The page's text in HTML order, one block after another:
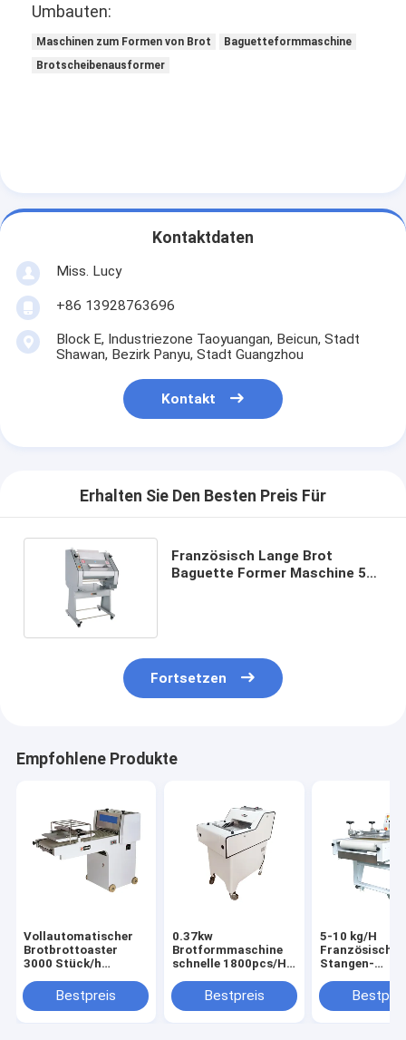
Umbauten:
Maschinen zum Formen von Brot
Baguetteformmaschine
Brotscheibenausformer
Kontaktdaten
Miss. Lucy
+86 13928763696
Block E, Industriezone Taoyuangan, Beicun, Stadt
Shawan, Bezirk Panyu, Stadt Guangzhou
Kontakt
Erhalten Sie Den Besten Preis Für
Französisch Lange Brot
Baguette Former Maschine 50-
Fortsetzen
Empfohlene Produkte
Vollautomatischer
Brotbrottoaster
3000 Stück/h
Bagelherstellung
Bestpreis
0.37kw
Brotformmaschine
schnelle 1800pcs/H-
Brotformmaschine
Bestpreis
5-10 kg/H
Französische-
Stangen-
Elektrische